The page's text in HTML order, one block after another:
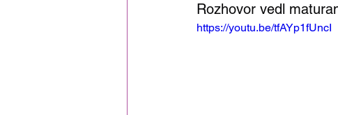
Rozhovor vedl
https://youtu.be/tfAYp1fUncI